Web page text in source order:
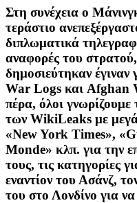
Στη συνέχεια ο
τεράστιο
διπλωματικά
αναφορές του
δημοσιεύτηκαν
War Logs και Afghan
πέρα, όλοι γνωρίζουμε
των WikiLeaks με
«New York Times»,
Monde» κλπ. για την
τους, τις κατηγορίες
εναντίον του Ασάνζ,
του στο Λονδίνο για